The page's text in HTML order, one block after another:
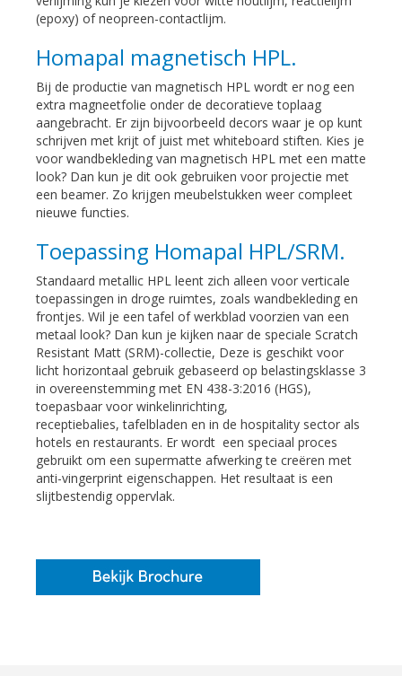
(epoxy) of neopreen-contactlijm.
Homapal magnetisch HPL.
Bij de productie van magnetisch HPL wordt er nog een
extra magneetfolie onder de decoratieve toplaag
aangebracht. Er zijn bijvoorbeeld decors waar je op kunt
schrijven met krijt of juist met whiteboard stiften. Kies je
voor wandbekleding van magnetisch HPL met een matte
look? Dan kun je dit ook gebruiken voor projectie met
een beamer. Zo krijgen meubelstukken weer compleet
nieuwe functies.
Toepassing Homapal HPL/SRM.
Standaard metallic HPL leent zich alleen voor verticale
toepassingen in droge ruimtes, zoals wandbekleding en
frontjes. Wil je een tafel of werkblad voorzien van een
metaal look? Dan kun je kijken naar de speciale Scratch
Resistant Matt (SRM)-collectie, Deze is geschikt voor
licht horizontaal gebruik gebaseerd op belastingsklasse 3
in overeenstemming met EN 438-3:2016 (HGS),
toepasbaar voor winkelinrichting,
receptiebalies, tafelbladen en in de hospitality sector als
hotels en restaurants. Er wordt een speciaal proces
gebruikt om een supermatte afwerking te creëren met
anti-vingerprint eigenschappen. Het resultaat is een
slijtbestendig oppervlak.